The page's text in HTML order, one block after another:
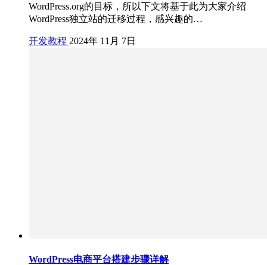
WordPress.org的目标，所以下文将基于此为大家介绍
WordPress独立站的迁移过程，感兴趣的…
开发教程 2024年 11月 7日
WordPress电商平台搭建步骤详解